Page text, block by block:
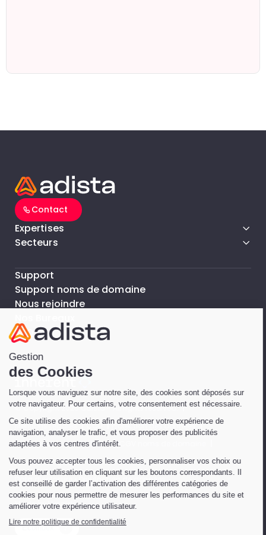
Contact
Expertises
Secteurs
Support
Support noms de domaine
Nous rejoindre
FAQ
© Copyright 2026 adista - All rights reserved.
Mentions Légales
CGU
Protection des Données
Politique de confidentialité
CGV noms de domaine
Abuse/Complaint • Abus/Réclamation
Data disclosure • Divulgation de données
Made byLimpide